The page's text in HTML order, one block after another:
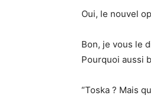
Oui, le nouvel
Bon, je vous le
Pourquoi aussi
“Toska ? Mais